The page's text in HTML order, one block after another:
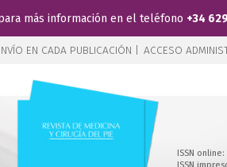
más información en el teléfono +34
EN CADA PUBLICACIÓN | ACCESO
ISSN online: